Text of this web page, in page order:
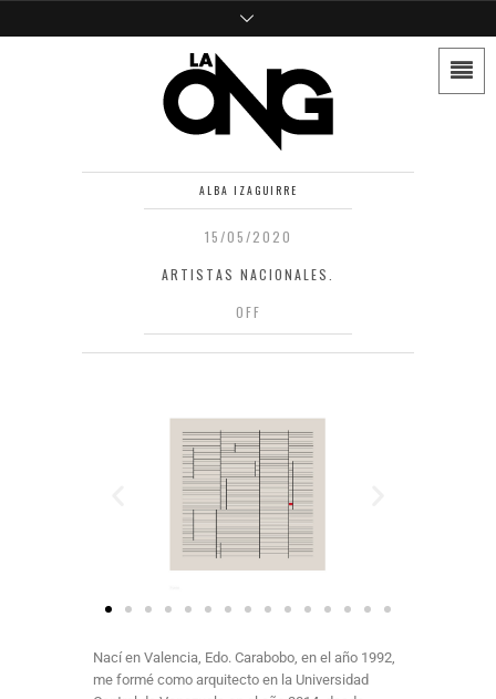
ALBA IZAGUIRRE
15/05/2020
ARTISTAS NACIONALES.
OFF
Nací en Valencia, Edo. Carabobo, en el año 1992,
me formé como arquitecto en la Universidad